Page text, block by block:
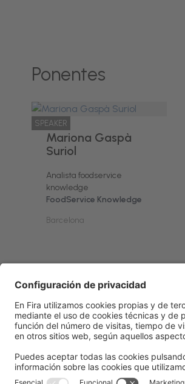
Ponentes
SPEAKER
Mariona Gaspà
Suriol
Analista foodservice
knowledge
FoodService Knowledge
Barcelona
Información generalAviso legal